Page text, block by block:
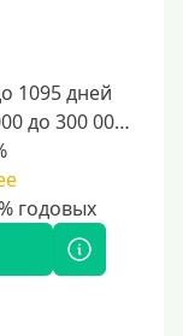
1095 дней
от 15 000 до 300 000 ₽